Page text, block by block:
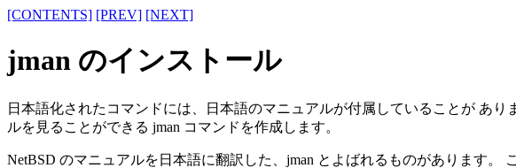
[CONTENTS] [PREV] [NEXT]
jman のインストール
日本語化されたコマンドには、日本語のマニュアルが付属していることが あ
ルを見ることができる jman コマンドを作成します。
NetBSD のマニュアルを日本語に翻訳した、jman とよばれるものがあります。